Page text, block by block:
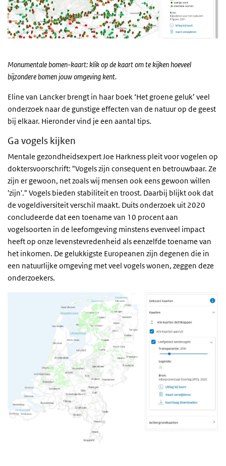
Monumentale bomen-kaart: klik op de kaart om te kijken hoeveel
bijzondere bomen jouw omgeving kent.
Eline van Lancker brengt in haar boek ‘Het groene geluk’ veel
onderzoek naar de gunstige effecten van de natuur op de geest
bij elkaar. Hieronder vind je een aantal tips.
Ga vogels kijken
Mentale gezondheidsexpert Joe Harkness pleit voor vogelen op
doktersvoorschrift: "Vogels zijn consequent en betrouwbaar. Ze
zijn er gewoon, net zoals wij mensen ook eens gewoon willen
'zijn'." Vogels bieden stabiliteit en troost. Daarbij blijkt ook dat
de vogeldiversiteit verschil maakt. Duits onderzoek uit 2020
concludeerde dat een toename van 10 procent aan
vogelsoorten in de leefomgeving minstens evenveel impact
heeft op onze levenstevredenheid als eenzelfde toename van
het inkomen. De gelukkigste Europeanen zijn degenen die in
een natuurlijke omgeving met veel vogels wonen, zeggen deze
onderzoekers.